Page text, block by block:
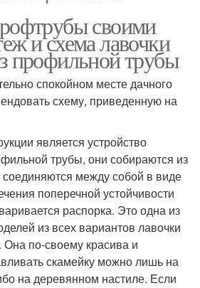
своими
и схема лавочки
профильной трубы
спокойном месте дачного
схему, приведенную на
является устройство
трубы, они собираются из
между собой в виде
поперечной устойчивости
распорка. Это одна из
из всех вариантов лавочки
Она по-своему красива и
скамейку можно лишь на
на деревянном настиле. Если